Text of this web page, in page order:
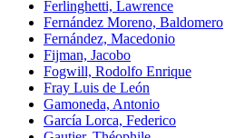
Ferlinghetti, Lawrence
Fernández Moreno, Baldomero
Fernández, Macedonio
Fijman, Jacobo
Fogwill, Rodolfo Enrique
Fray Luis de León
Gamoneda, Antonio
García Lorca, Federico